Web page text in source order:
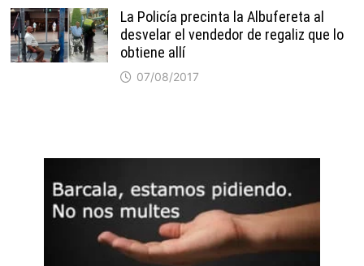
La Policía precinta la Albufereta al
desvelar el vendedor de regaliz que lo
obtiene allí
07/08/2017